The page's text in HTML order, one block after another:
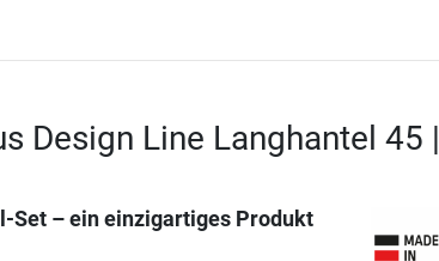
Design Line Langhantel 45 |
Set – ein einzigartiges Produkt